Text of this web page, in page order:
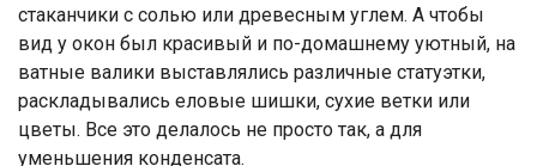
стаканчики с солью или древесным углем. А чтобы
вид у окон был красивый и по-домашнему уютный, на
ватные валики выставлялись различные статуэтки,
раскладывались еловые шишки, сухие ветки или
цветы. Все это делалось не просто так, а для
уменьшения конденсата.